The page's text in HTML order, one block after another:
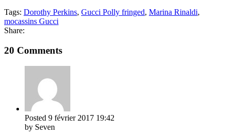
Tags: Dorothy Perkins, Gucci Polly fringed, Marina Rinaldi,
mocassins Gucci
Share:
20 Comments
Posted 9 février 2017 19:42
by Seven